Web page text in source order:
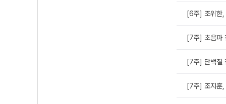
[6주] 조위한
[7주] 초음파
[7주] 단백질
[7주] 조지훈